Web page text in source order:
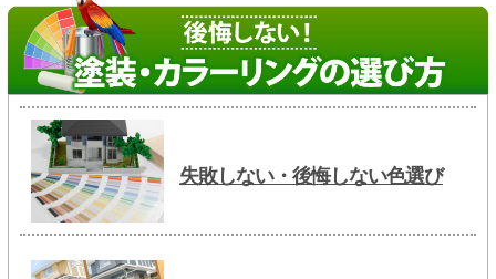
失敗しない・後悔しない色選び